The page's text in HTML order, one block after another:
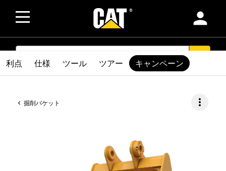
person
SEARCH
掘削バケット more_vert
利点 仕様 ツール ツアー キャンペーン